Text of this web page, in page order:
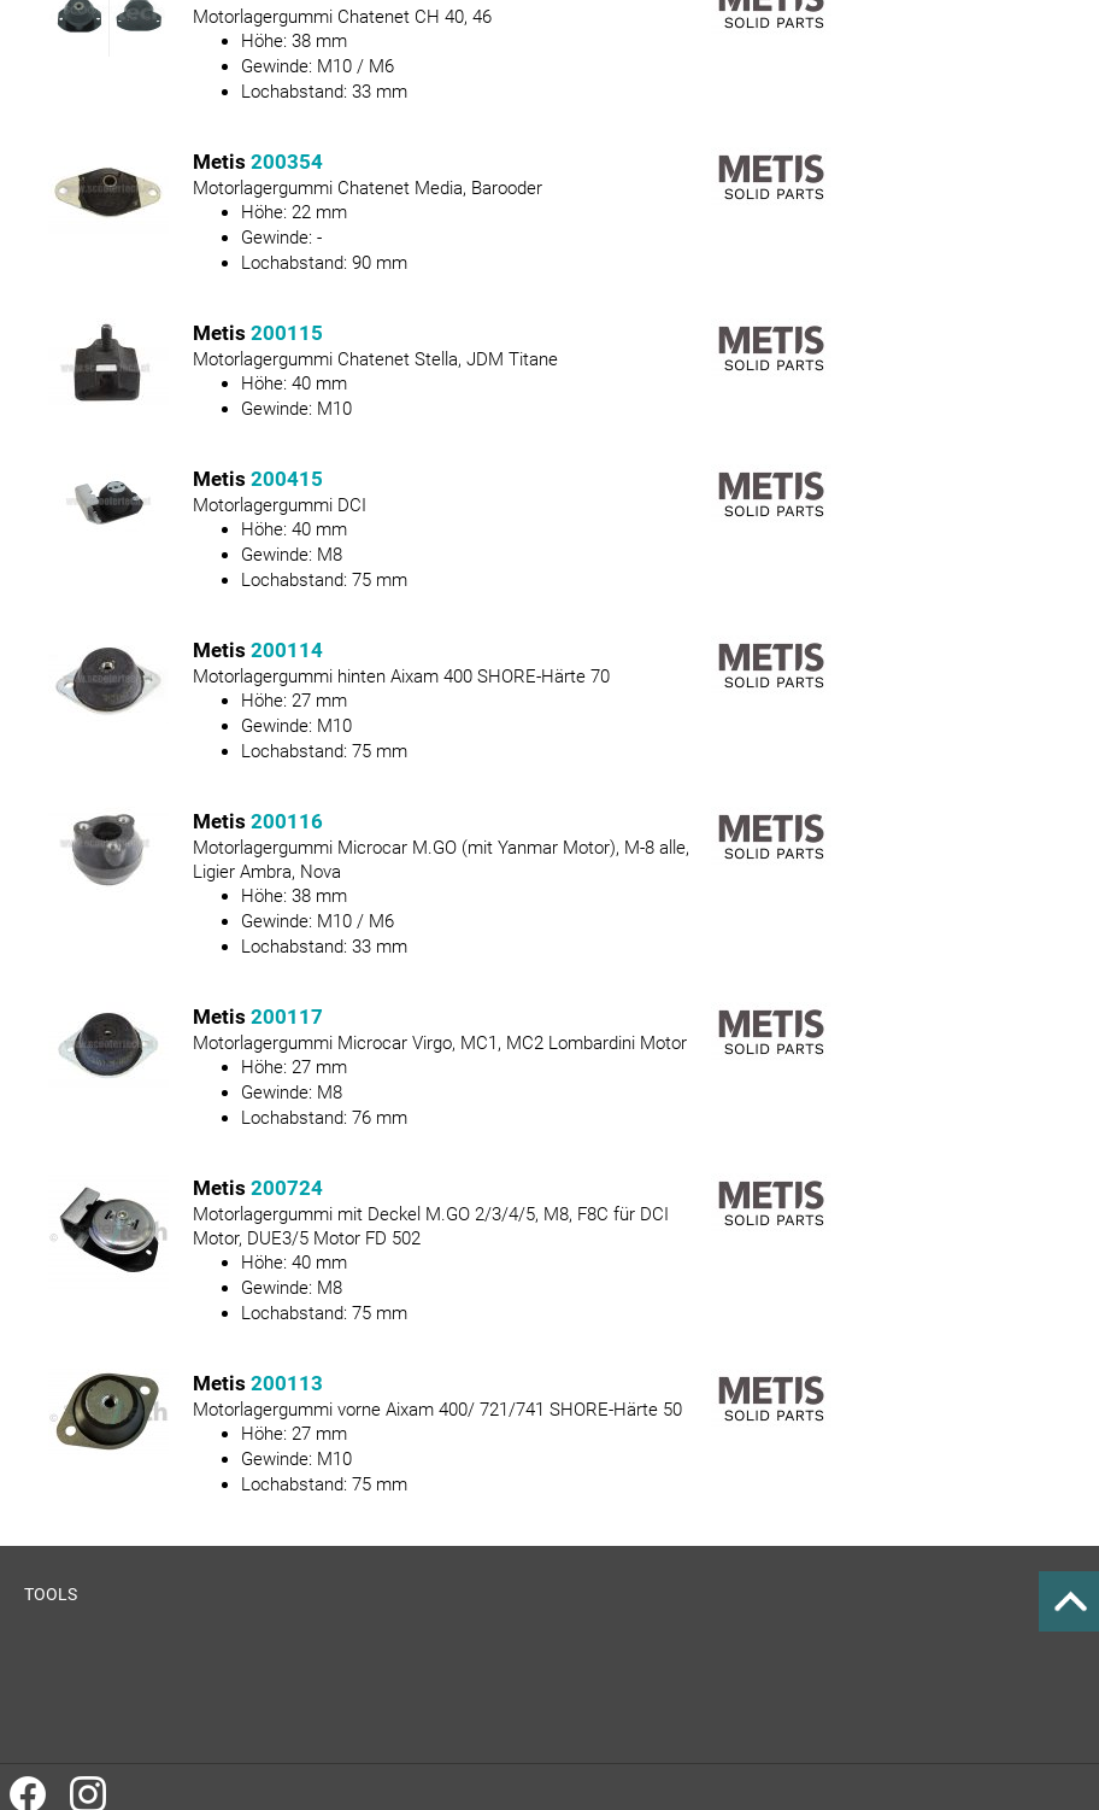
Motorlagergummi Chatenet CH 40, 46
Höhe: 38 mm
Gewinde: M10 / M6
Lochabstand: 33 mm
Metis 200354
Motorlagergummi Chatenet Media, Barooder
Höhe: 22 mm
Gewinde: -
Lochabstand: 90 mm
Metis 200115
Motorlagergummi Chatenet Stella, JDM Titane
Höhe: 40 mm
Gewinde: M10
Metis 200415
Motorlagergummi DCI
Höhe: 40 mm
Gewinde: M8
Lochabstand: 75 mm
Metis 200114
Motorlagergummi hinten Aixam 400 SHORE-Härte 70
Höhe: 27 mm
Gewinde: M10
Lochabstand: 75 mm
Metis 200116
Motorlagergummi Microcar M.GO (mit Yanmar Motor), M-8 alle,
Ligier Ambra, Nova
Höhe: 38 mm
Gewinde: M10 / M6
Lochabstand: 33 mm
Metis 200117
Motorlagergummi Microcar Virgo, MC1, MC2 Lombardini Motor
Höhe: 27 mm
Gewinde: M8
Lochabstand: 76 mm
Metis 200724
Motorlagergummi mit Deckel M.GO 2/3/4/5, M8, F8C für DCI
Motor, DUE3/5 Motor FD 502
Höhe: 40 mm
Gewinde: M8
Lochabstand: 75 mm
Metis 200113
Motorlagergummi vorne Aixam 400/ 721/741 SHORE-Härte 50
Höhe: 27 mm
Gewinde: M10
Lochabstand: 75 mm
TOOLS